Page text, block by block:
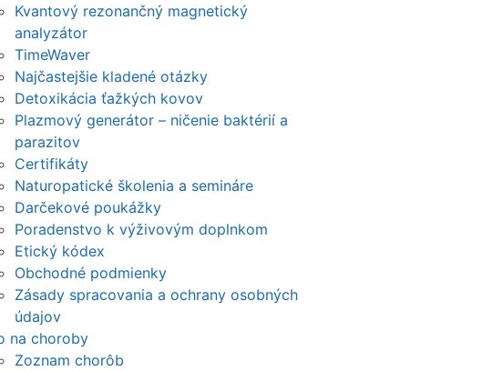
Kvantový rezonančný magnetický
analyzátor
TimeWaver
Najčastejšie kladené otázky
Detoxikácia ťažkých kovov
Plazmový generátor – ničenie baktérií a
parazitov
Certifikáty
Naturopatické školenia a semináre
Darčekové poukážky
Poradenstvo k výživovým doplnkom
Etický kódex
Obchodné podmienky
Zásady spracovania a ochrany osobných
údajov
na choroby
Zoznam chorôb